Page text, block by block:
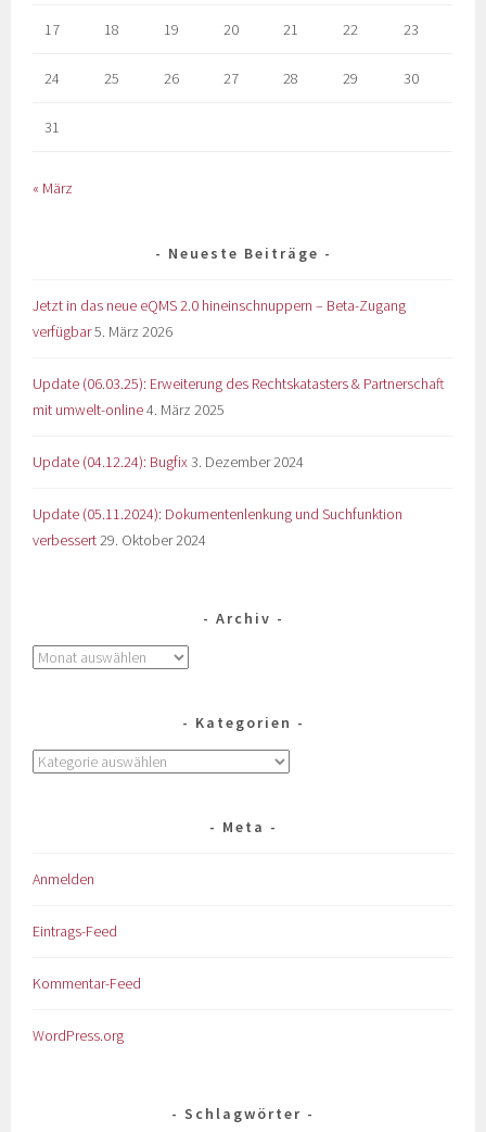
17 18 19 20 21 22 23
24 25 26 27 28 29 30
31
« März
Neueste Beiträge
Jetzt in das neue eQMS 2.0 hineinschnuppern – Beta-Zugang
verfügbar5. März 2026
Update (06.03.25): Erweiterung des Rechtskatasters & Partnerschaft
mit umwelt-online4. März 2025
Update (04.12.24): Bugfix3. Dezember 2024
Update (05.11.2024): Dokumentenlenkung und Suchfunktion
verbessert29. Oktober 2024
Archiv
Kategorien
Meta
Anmelden
Eintrags-Feed
Kommentar-Feed
WordPress.org
Schlagwörter